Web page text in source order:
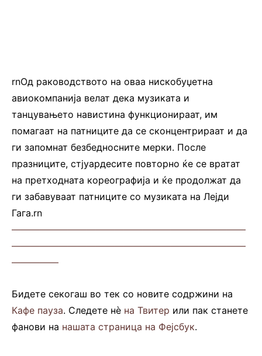
rnОд раководството на оваа нискобуџетна
авиокомпанија велат дека музиката и
танцувањето навистина функционираат, им
помагаат на патниците да се сконцентрираат и да
ги запомнат безбедносните мерки. После
празниците, стјуардесите повторно ќе се вратат
на претходната кореографија и ќе продолжат да
ги забавуваат патниците со музиката на Лејди
Гага.rn
—————————————————————————
—————————————————————————
—————
Бидете секогаш во тек со новите содржини на
Кафе пауза. Следете нè на Твитер или пак станете
фанови на нашата страница на Фејсбук.